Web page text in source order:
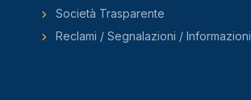
Società Trasparente
Reclami / Segnalazioni / Informazioni